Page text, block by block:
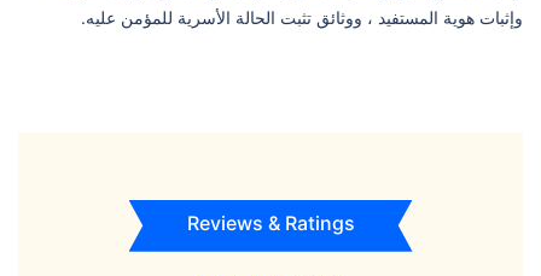
وإثبات هوية المستفيد ، ووثائق تثبت الحالة الأسرية للمؤمن عليه.
Reviews & Ratings